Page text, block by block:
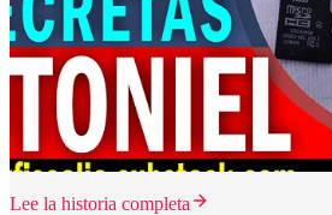
Lee la historia completa